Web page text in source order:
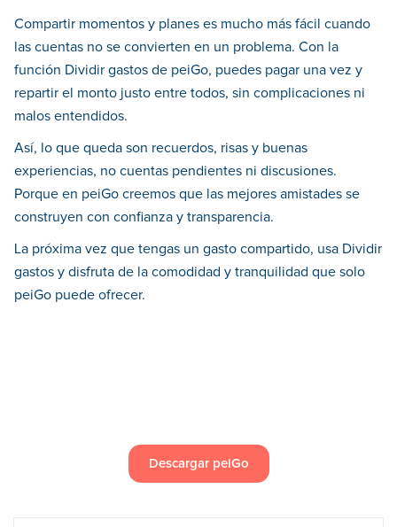
Compartir momentos y planes es mucho más fácil cuando
las cuentas no se convierten en un problema. Con la
función Dividir gastos de peiGo, puedes pagar una vez y
repartir el monto justo entre todos, sin complicaciones ni
malos entendidos.
Así, lo que queda son recuerdos, risas y buenas
experiencias, no cuentas pendientes ni discusiones.
Porque en peiGo creemos que las mejores amistades se
construyen con confianza y transparencia.
La próxima vez que tengas un gasto compartido, usa Dividir
gastos y disfruta de la comodidad y tranquilidad que solo
peiGo puede ofrecer.
Descargar peiGo